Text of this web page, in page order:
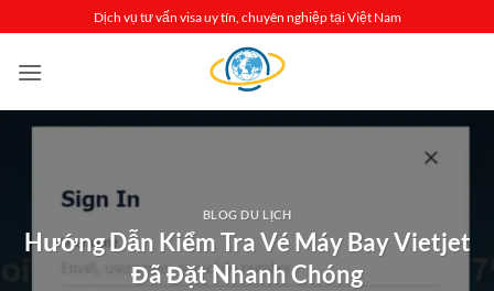
qua
nội
Dịch vụ tư vấn visa uy tín, chuyên nghiệp tại Việt Nam
BLOG DU LỊCH
Hướng Dẫn Kiểm Tra Vé Máy Bay Vietjet
Đã Đặt Nhanh Chóng